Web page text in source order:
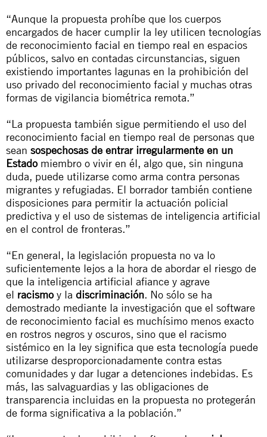
“Aunque la propuesta prohíbe que los cuerpos
encargados de hacer cumplir la ley utilicen tecnologías
de reconocimiento facial en tiempo real en espacios
públicos, salvo en contadas circunstancias, siguen
existiendo importantes lagunas en la prohibición del
uso privado del reconocimiento facial y muchas otras
formas de vigilancia biométrica remota.”
“La propuesta también sigue permitiendo el uso del
reconocimiento facial en tiempo real de personas que
sean sospechosas de entrar irregularmente en un
Estado miembro o vivir en él, algo que, sin ninguna
duda, puede utilizarse como arma contra personas
migrantes y refugiadas. El borrador también contiene
disposiciones para permitir la actuación policial
predictiva y el uso de sistemas de inteligencia artificial
en el control de fronteras.”
“En general, la legislación propuesta no va lo
suficientemente lejos a la hora de abordar el riesgo de
que la inteligencia artificial afiance y agrave
el racismo y la discriminación. No sólo se ha
demostrado mediante la investigación que el software
de reconocimiento facial es muchísimo menos exacto
en rostros negros y oscuros, sino que el racismo
sistémico en la ley significa que esta tecnología puede
utilizarse desproporcionadamente contra estas
comunidades y dar lugar a detenciones indebidas. Es
más, las salvaguardias y las obligaciones de
transparencia incluidas en la propuesta no protegerán
de forma significativa a la población.”